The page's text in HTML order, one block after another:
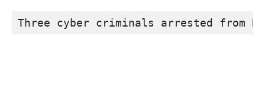
Three cyber criminals arrested from